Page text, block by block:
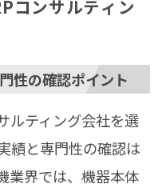
コンサルティン
性の確認ポイント
ルティング会社を選
績と専門性の確認は
業界では、機器本体